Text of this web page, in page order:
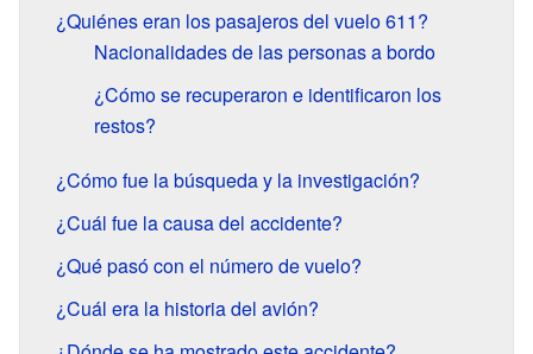
¿Quiénes eran los pasajeros del vuelo 611?
Nacionalidades de las personas a bordo
¿Cómo se recuperaron e identificaron los
restos?
¿Cómo fue la búsqueda y la investigación?
¿Cuál fue la causa del accidente?
¿Qué pasó con el número de vuelo?
¿Cuál era la historia del avión?